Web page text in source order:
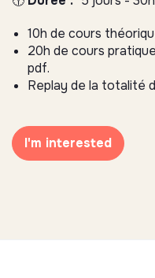
10h de cours
20h de cours
pdf.
Replay de la totalité
I'm interested